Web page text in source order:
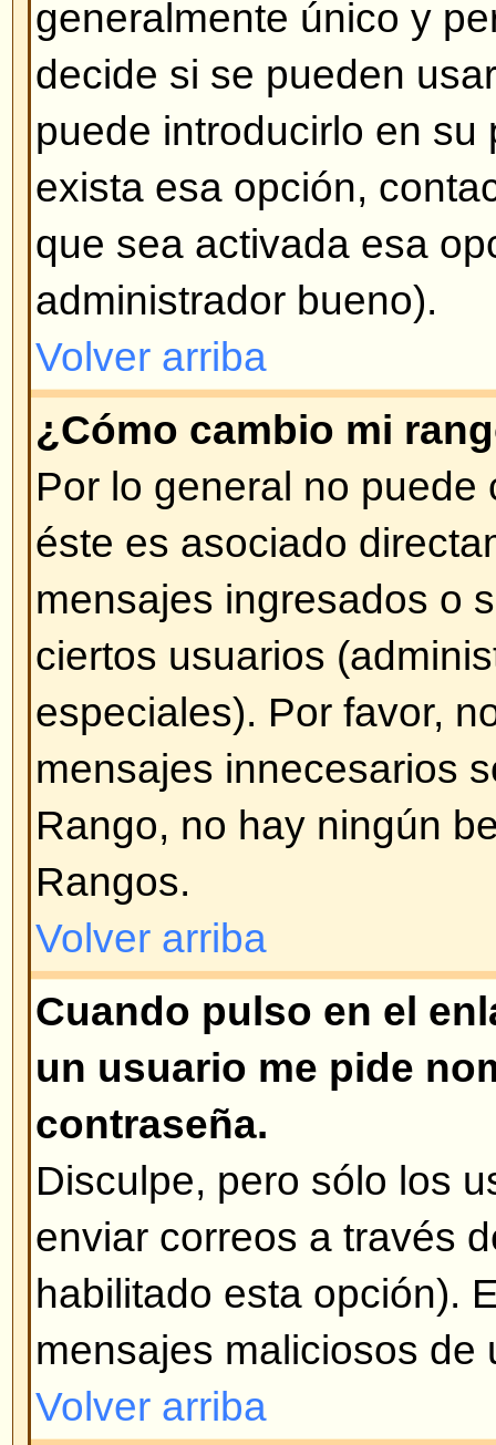
Volver arriba
¿Cómo creo una encuesta?
Crear una encuesta es fácil --
tema (o modifica el primer
opciónCrear una encuestaen la
formulario de mensaje. Si no ve
probablemente las encuestas
tiene permisos para crearlas.
para la encuesta y por lo menos
votación -- para agregar una
pulse en Agregar opción.
encuesta por tiempo (0 [cero]
de tiempo). También habrá un
agregar que es establecida por
administrador.
Volver arriba
¿Cómo modifico o borro una
Al igual que con los mensajes,
borrar una encuesta generada
administrador o moderador).
encuesta, pulse en el primer
siempre es el que tiene la
han realizado votaciones, se
opciones o borrarlas. Sin
sólo los administradores y
modificar la encuesta. Esto es
falsificación de resultados de
de la edición de la misma a
¿Por qué no puedo acceder a
Algunos foros están limitados a
grupos de usuarios. Para